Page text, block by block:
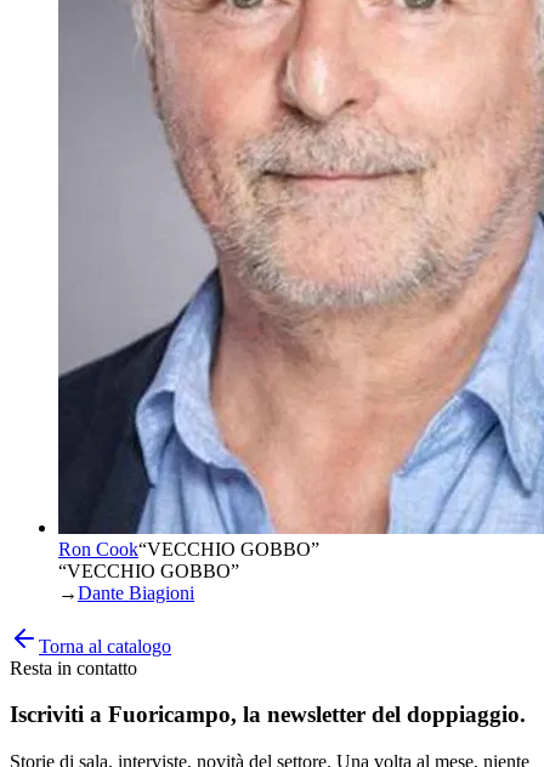
Ron Cook“VECCHIO GOBBO”
“VECCHIO GOBBO”
→Dante Biagioni
Torna al catalogo
Resta in contatto
Iscriviti a Fuoricampo, la newsletter del doppiaggio.
Storie di sala, interviste, novità del settore. Una volta al mese, niente